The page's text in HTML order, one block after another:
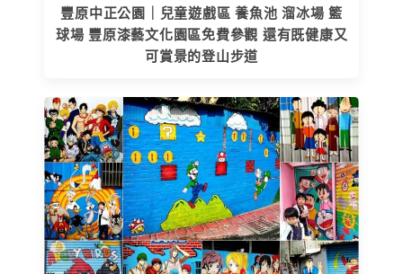
豐原中正公園｜兒童遊戲區 養魚池 溜冰場 籃
球場 豐原漆藝文化園區免費參觀 還有既健康又
可賞景的登山步道